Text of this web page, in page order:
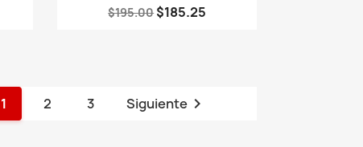
$195.00$185.25
1 2 3 Siguiente